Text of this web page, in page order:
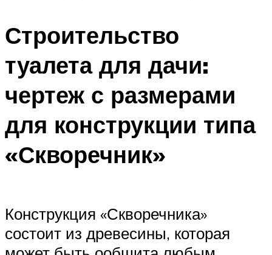
Строительство
туалета для дачи:
чертеж с размерами
для конструкции типа
«Скворечник»
Конструкция «Скворечника»
состоит из древесины, которая